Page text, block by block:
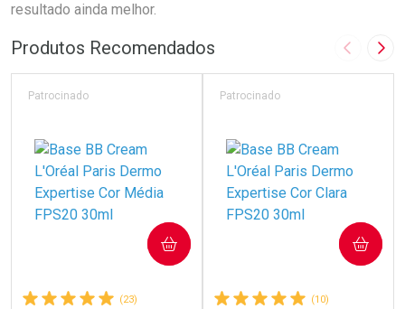
resultado ainda melhor.
Produtos Recomendados Imagem
(23)
Patrocinado
COMPRAR
(10)
Patrocinado
COMPRAR